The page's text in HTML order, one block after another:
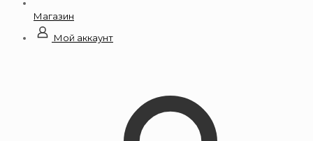
Магазин
Мой аккаунт